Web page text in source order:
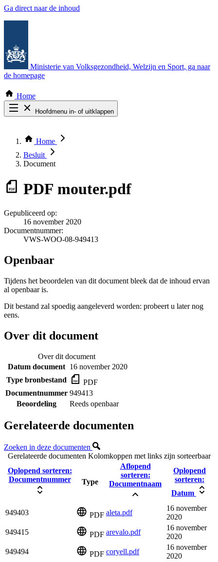
Ga direct naar de inhoud
Ministerie van Volksgezondheid, Welzijn en Sport, ga naar
de homepage
Home
Hoofdmenu in- of uitklappen
Thema COVID-19
Bekijk per bestuursorgaan
Home
Besluit
Document
PDF mouter.pdf
Gepubliceerd op:
16 november 2020
Documentnummer:
VWS-WOO-08-949413
Openbaar
Tijdens het beoordelen van dit document bleek dat de inhoud ervan
al openbaar is.
Dit bestand zal spoedig aangeleverd worden: probeert u later nog
eens.
Over dit document
Over dit document
Datum document 16 november 2020
Type bronbestand
PDF
Documentnummer 949413
Beoordeling
Reeds openbaar
Gerelateerde documenten
Zoeken in deze documenten
Gerelateerde documenten Kolomkoppen met links zijn sorteerbaar
Oplopend sorteren:
Documentnummer
Type
Aflopend
sorteren:
Documentnaam
Oplopend
sorteren:
Datum
949403 PDF aleta.pdf
16 november
2020
949415
PDF arevalo.pdf
16 november
2020
949494
PDF coryell.pdf
16 november
2020